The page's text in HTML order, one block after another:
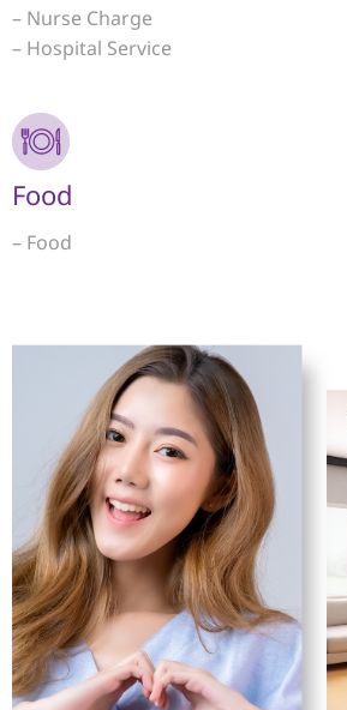
– Nurse Charge
– Hospital Service
Food
– Food